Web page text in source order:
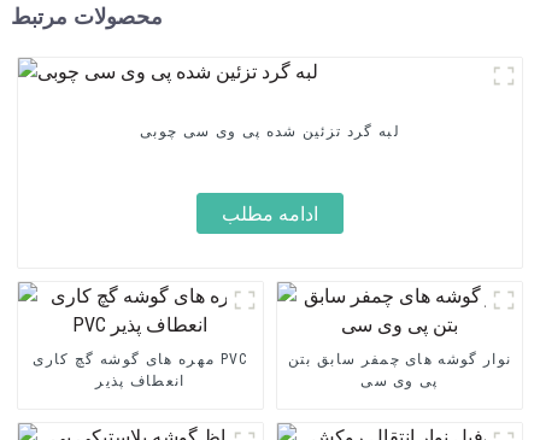
محصولات مرتبط
لبه گرد تزئین شده پی وی سی چوبی
ادامه مطلب
مهره های گوشه گچ کاری PVC
انعطاف پذیر
نوار گوشه های چمفر سابق بتن
پی وی سی